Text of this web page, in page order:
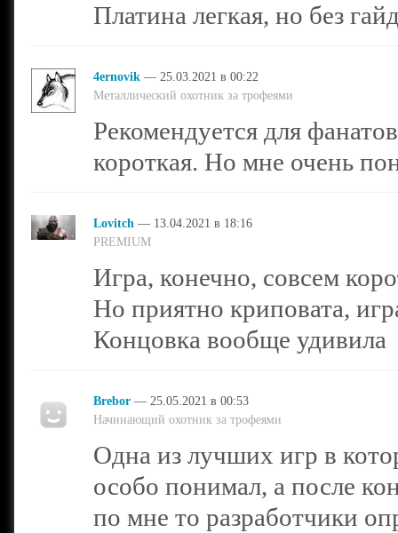
Платина легкая, но без
4ernovik— 25.03.2021 в 00:22
Металлический охотник за трофеями
Рекомендуется для
короткая. Но мне очень
Lovitch— 13.04.2021 в 18:16
PREMIUM
Игра, конечно, совсем
Но приятно криповата,
Концовка вообще удивила
Brebor— 25.05.2021 в 00:53
Начинающий охотник за трофеями
Одна из лучших игр в
особо понимал, а после
по мне то разработчики